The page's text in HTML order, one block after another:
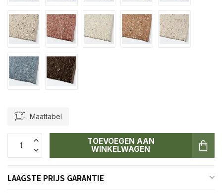
Maattabel
TOEVOEGEN AAN
WINKELWAGEN
LAAGSTE PRIJS GARANTIE